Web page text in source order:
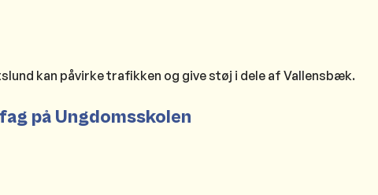
kan påvirke trafikken og give støj i dele af Vallensbæk.
på Ungdomsskolen